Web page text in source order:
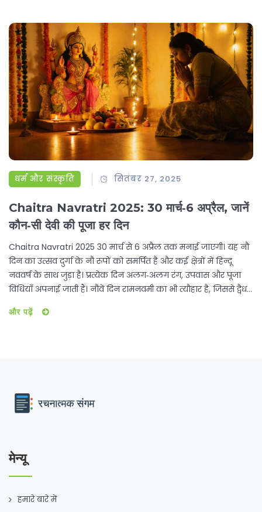
धर्म और संस्कृति सितंबर 27, 2025
Chaitra Navratri 2025: 30 मार्च‑6 अप्रैल, जानें
कौन‑सी देवी की पूजा हर दिन
Chaitra Navratri 2025 30 मार्च से 6 अप्रैल तक मनाई जाएगी। यह नौ
दिन का उत्सव दुर्गा के नौ रूपों को समर्पित है और कई क्षेत्रों में हिन्दू
नववर्ष के साथ जुड़ा है। प्रत्येक दिन अलग‑अलग रंग, उपवास और पूजा
विधियाँ अपनाई जाती हैं। नौवें दिन रामनवमी का भी त्यौहार है, जिससे द्वैध
और पढ़ें
मेन्यू
हमारे बारे में